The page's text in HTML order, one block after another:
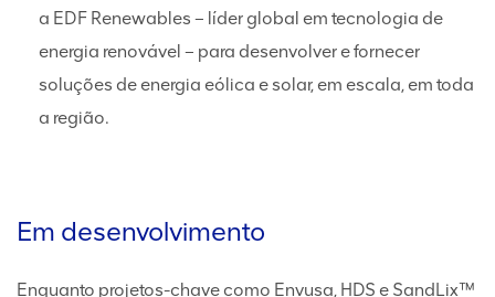
a EDF Renewables – líder global em tecnologia de
energia renovável – para desenvolver e fornecer
soluções de energia eólica e solar, em escala, em toda
a região.
Em desenvolvimento
Enquanto projetos-chave como Envusa, HDS e SandLix™